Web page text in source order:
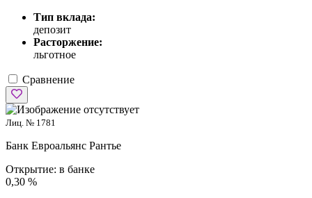
Тип вклада:
депозит
Расторжение:
льготное
Сравнение
Лиц. № 1781
Банк Евроальянс Рантье
Открытие: в банке
0,30 %